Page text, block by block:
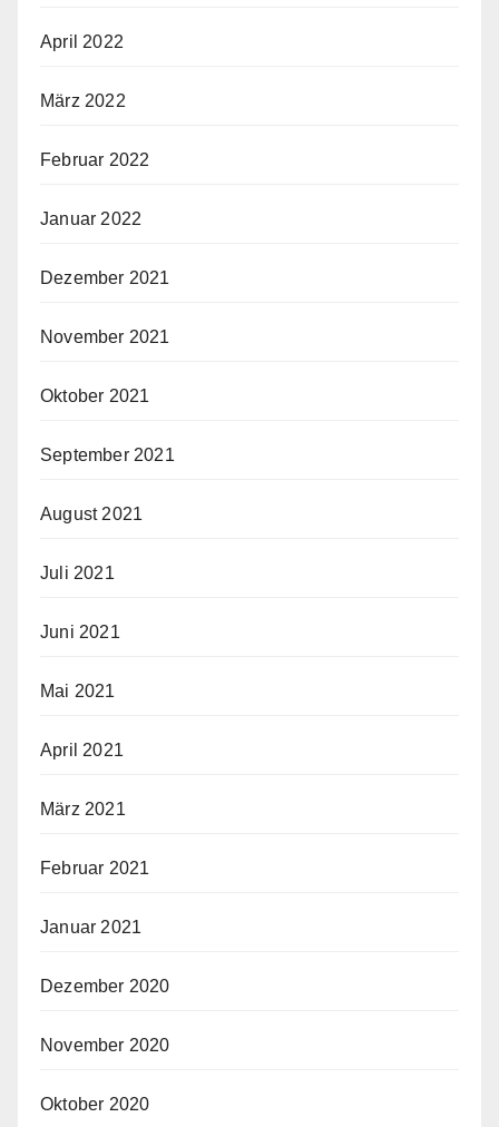
April 2022
März 2022
Februar 2022
Januar 2022
Dezember 2021
November 2021
Oktober 2021
September 2021
August 2021
Juli 2021
Juni 2021
Mai 2021
April 2021
März 2021
Februar 2021
Januar 2021
Dezember 2020
November 2020
Oktober 2020